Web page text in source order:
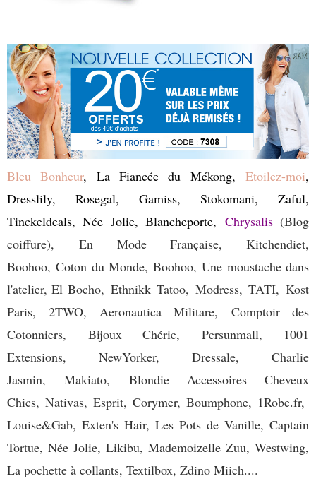
Bleu Bonheur, La Fiancée du Mékong,Etoilez-moi,
Dresslily, Rosegal, Gamiss, Stokomani, Zaful,
Tinckeldeals, Née Jolie, Blancheporte, Chrysalis(Blog
coiffure), En Mode Française, Kitchendiet,
Boohoo,Coton du Monde, Boohoo,Une moustache dans
l'atelier, El Bocho,Ethnikk Tatoo, Modress,TATI,Kost
Paris,2TWO, Aeronautica Militare, Comptoir des
Cotonniers, Bijoux Chérie, Persunmall, 1001
Extensions, NewYorker, Dressale, Charlie
Jasmin,Makiato, Blondie Accessoires Cheveux
Chics, Nativas, Esprit, Corymer, Boumphone, 1Robe.fr,
Louise&Gab, Exten's Hair, Les Pots de Vanille, Captain
Tortue, Née Jolie, Likibu, Mademoizelle Zuu, Westwing,
La pochette à collants, Textilbox, Zdino Miich....